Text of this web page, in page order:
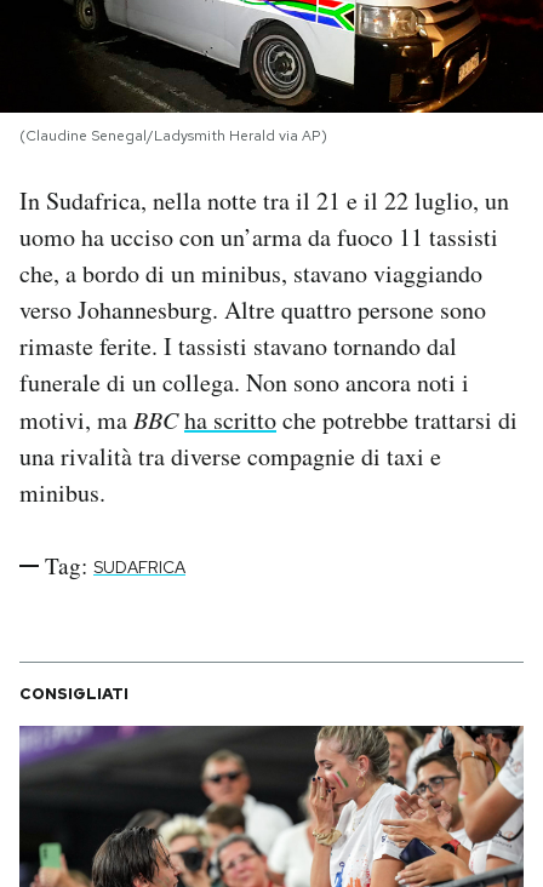
PODCAST
NEWSLETTER
I MIEI PREFERITI
SHOP
AREA PERSONALE
Area Personale
Notifiche mobile
(Claudine Senegal/Ladysmith Herald via AP)
In Sudafrica, nella notte tra il 21 e il 22 luglio, un
uomo ha ucciso con un’arma da fuoco 11 tassisti
che, a bordo di un minibus, stavano viaggiando
verso Johannesburg. Altre quattro persone sono
rimaste ferite. I tassisti stavano tornando dal
funerale di un collega. Non sono ancora noti i
motivi, maBBCha scrittoche potrebbe trattarsi di
una rivalità tra diverse compagnie di taxi e
minibus.
Tag: SUDAFRICA
CONSIGLIATI